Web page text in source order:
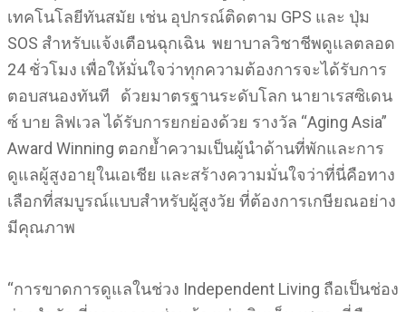
เทคโนโลยีทันสมัย เช่น อุปกรณ์ติดตาม GPS และ ปุ่ม
SOS สำหรับแจ้งเตือนฉุกเฉิน พยาบาลวิชาชีพดูแลตลอด
24 ชั่วโมง เพื่อให้มั่นใจว่าทุกความต้องการจะได้รับการ
ตอบสนองทันที ด้วยมาตรฐานระดับโลก นายาเรสซิเดน
ซ์ บาย ลิฟเวล ได้รับการยกย่องด้วย รางวัล “Aging Asia”
Award Winning ตอกย้ำความเป็นผู้นำด้านที่พักและการ
ดูแลผู้สูงอายุในเอเชีย และสร้างความมั่นใจว่าที่นี่คือทาง
เลือกที่สมบูรณ์แบบสำหรับผู้สูงวัย ที่ต้องการเกษียณอย่าง
มีคุณภาพ
“การขาดการดูแลในช่วง Independent Living ถือเป็นช่อง